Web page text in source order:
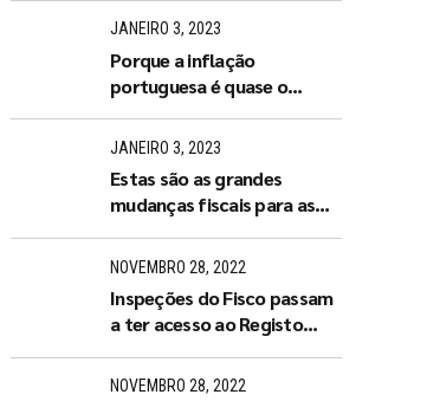
arranjar um de imediato”
JANEIRO 3, 2023
Porque a inflação
portuguesa é quase o
JANEIRO 3, 2023
Estas são as grandes
mudanças fiscais para as
2023
NOVEMBRO 28, 2022
Inspeções do Fisco passam
a ter acesso ao Registo
Efetivo
NOVEMBRO 28, 2022